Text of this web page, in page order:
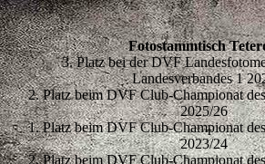
Fotostammtisch
3. Platz bei der DVF
Landesverbandes 1
2. Platz beim DVF Club-Championat
2025/26
1. Platz beim DVF Club-Championat
2023/24
2. Platz beim DVF Club-Championat